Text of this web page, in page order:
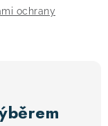
ochrany